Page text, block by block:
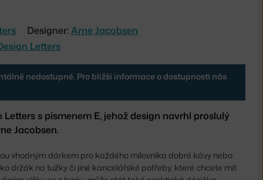
Designer:Arne Jacobsen
Letters
nedostupné. Pro bližší informace o dostupnosti nás
Letters s písmenem E, jehož design navrhl proslulý
Jacobsen.
vhodným dárkem pro každého milovníka dobré kávy nebo
držák na tužky či jiné kancelářské potřeby, které chcete mít